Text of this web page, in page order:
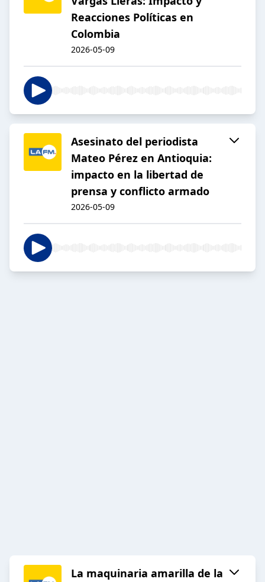
Reacciones Políticas en
Colombia
2026-05-09
Asesinato del periodista
Mateo Pérez en Antioquia:
impacto en la libertad de
prensa y conflicto armado
2026-05-09
La maquinaria amarilla de la